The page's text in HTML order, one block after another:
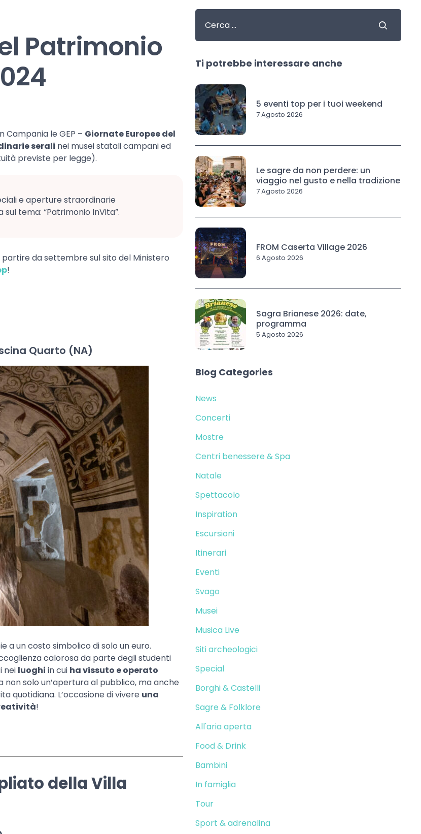
Patrimonio
Campania le GEP – Giornate Europee del
serali nei musei statali campani ed
previste per legge).
e aperture straordinarie
tema: “Patrimonio InVita”.
partire da settembre sul sito del Ministero
!
Quarto (NA)
a un costo simbolico di solo un euro.
calorosa da parte degli studenti
nei luoghi in cui ha vissuto e operato
solo un’apertura al pubblico, ma anche
quotidiana. L’occasione di vivere una
!
della Villa
Ti potrebbe interessare anche
5 eventi top per i tuoi weekend
7 Agosto 2026
Le sagre da non perdere: un
viaggio nel gusto e nella tradizione
7 Agosto 2026
FROM Caserta Village 2026
6 Agosto 2026
Sagra Brianese 2026: date,
programma
5 Agosto 2026
Blog Categories
News
Concerti
Mostre
Centri benessere & Spa
Natale
Spettacolo
Inspiration
Escursioni
Itinerari
Eventi
Svago
Musei
Musica Live
Siti archeologici
Special
Borghi & Castelli
Sagre & Folklore
All'aria aperta
Food & Drink
Bambini
In famiglia
Tour
Sport & adrenalina